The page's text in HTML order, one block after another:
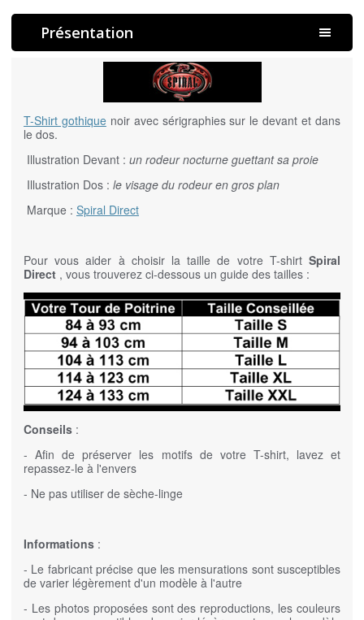
Présentation
T-Shirt gothiquenoir avec sérigraphies sur le devant et dans
le dos.
Illustration Devant : un rodeur nocturne guettant sa proie
Illustration Dos : le visage du rodeur en gros plan
Marque : Spiral Direct
Pour vous aider à choisir la taille de votre T-shirt Spiral
Direct , vous trouverez ci-dessous un guide des tailles :
Conseils :
- Afin de préserver les motifs de votre T-shirt, lavez et
repassez-le à l'envers
- Ne pas utiliser de sèche-linge
Informations :
- Le fabricant précise que les mensurations sont susceptibles
de varier légèrement d'un modèle à l'autre
- Les photos proposées sont des reproductions, les couleurs